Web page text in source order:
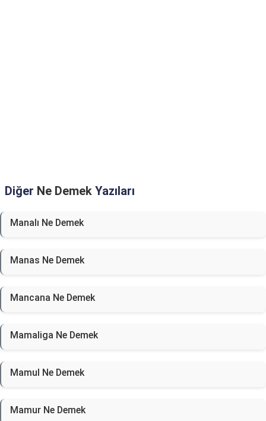
Diğer Ne Demek Yazıları
Manalı Ne Demek
Manas Ne Demek
Mancana Ne Demek
Mamaliga Ne Demek
Mamul Ne Demek
Mamur Ne Demek